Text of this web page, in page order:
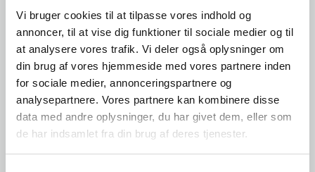
Vi bruger cookies til at tilpasse vores indhold og
annoncer, til at vise dig funktioner til sociale medier og til
at analysere vores trafik. Vi deler også oplysninger om
din brug af vores hjemmeside med vores partnere inden
for sociale medier, annonceringspartnere og
analysepartnere. Vores partnere kan kombinere disse
data med andre oplysninger, du har givet dem, eller som
de har indsamlet fra din brug af deres tjenester.
Kintsugi henter sin inspiration i den japanske kunst
at reparere brudt keramik med ædelmetaller. I
Churchills fortolkning bliver teknikken til et poetisk
design, hvor skønheden i uperfektheden løftes
frem.
Raku
Med Raku bringer Churchill en nutidig fortolkning